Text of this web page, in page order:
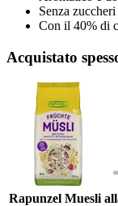
Senza
Con il 40% di
Acquistato
Rapunzel Muesli